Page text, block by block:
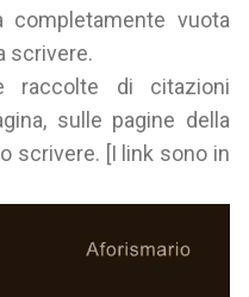
completamente vuota
scrivere.
raccolte di citazioni
sulle pagine della
scrivere. [I link sono in